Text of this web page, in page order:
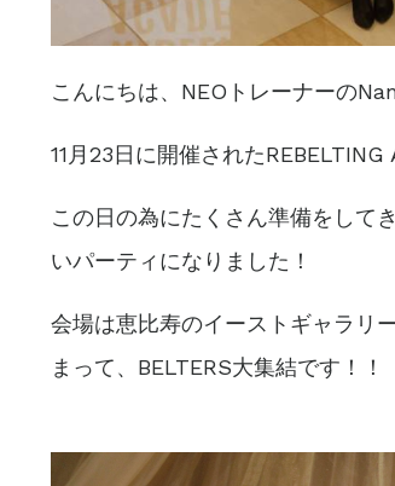
こんにちは、NEOトレーナーの
11月23日に開催された
この日の為にたくさん準備をして
いパーティになりました！
会場は恵比寿のイーストギャラリ
まって、BELTERS大集結です！！